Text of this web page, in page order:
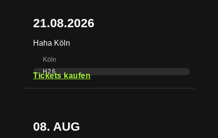
21.08.2026
Haha Köln
Köln
H26
Tickets kaufen
08. AUG